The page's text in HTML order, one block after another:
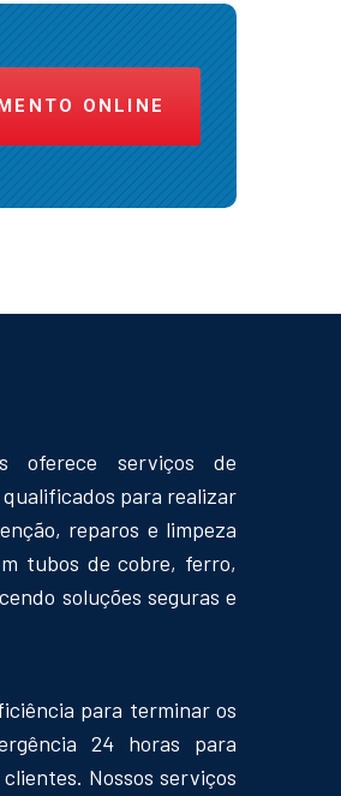
ONLINE
oferece serviços de
para realizar
reparos e limpeza
tubos de cobre, ferro,
soluções seguras e
para terminar os
24 horas para
Nossos serviços